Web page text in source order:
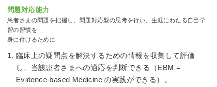
問題対応能力
患者さまの問題を把握し、問題対応型の思考を行い、生涯にわたる自己学
習の習慣を
身に付けるために
臨床上の疑問点を解決するための情報を収集して評価
し、当該患者さまへの適応を判断できる（EBM =
Evidence-based Medicine の実践ができる）。